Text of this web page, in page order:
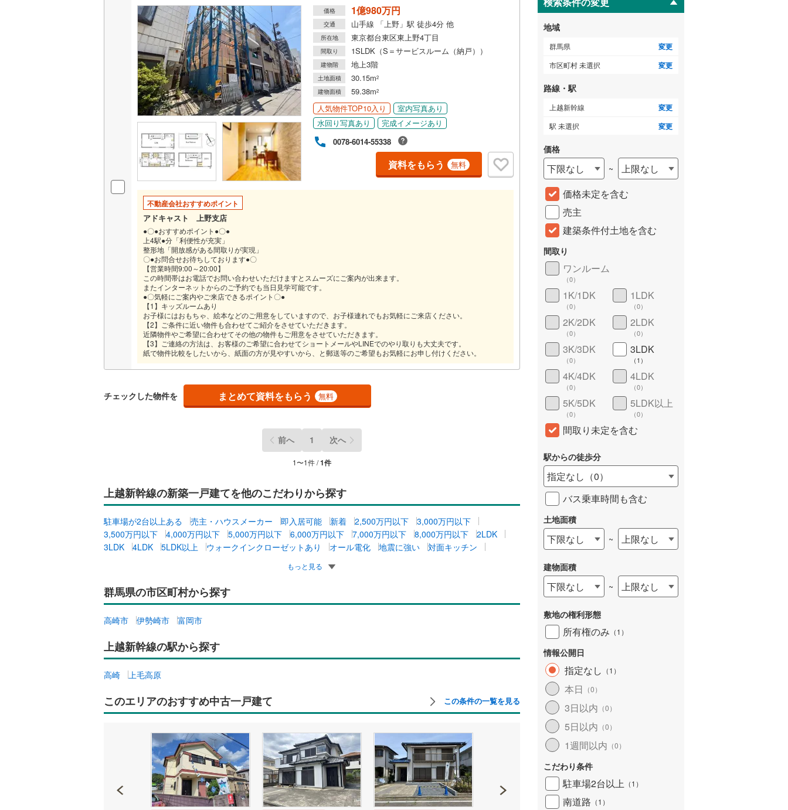
価格 1億980万円
交通 山手線 「上野」駅 徒歩4分 他
所在地 東京都台東区東上野4丁目
間取り 1SLDK（S＝サービスルーム（納戸））
建物階 地上3階
土地面積 30.15m2
建物面積 59.38m2
人気物件TOP10入り
室内写真あり
水回り写真あり
完成イメージあり
0078-6014-55338
資料をもらう 無料
不動産会社おすすめポイント
アドキャスト 上野支店
●〇●おすすめポイント●〇●
上4駅●分「利便性が充実」
整形地「開放感がある間取りが実現」
〇●お問合せお待ちしております●〇
【営業時間9:00～20:00】
この時間帯はお電話でお問い合わせいただけますとスムーズにご案内が出来ます。
またインターネットからのご予約でも当日見学可能です。
●〇気軽にご案内やご来店できるポイント〇●
【1】キッズルームあり
お子様にはおもちゃ、絵本などのご用意をしていますので、お子様連れでもお気軽にご来店ください。
【2】ご条件に近い物件も合わせてご紹介をさせていただきます。
近隣物件やご希望に合わせてその他の物件もご用意をさせていただきます。
【3】ご連絡の方法は、お客様のご希望に合わせてショートメールやLINEでのやり取りも大丈夫です。
紙で物件比較をしたいから、紙面の方が見やすいから、と郵送等のご希望もお気軽にお申し付けください。
チェックした物件を まとめて資料をもらう 無料
前へ 1 次へ
1〜1件 /1件
上越新幹線の新築一戸建てを他のこだわりから探す
駐車場が2台以上ある 売主・ハウスメーカー 即入居可能 新着 2,500万円以下
3,000万円以下
3,500万円以下
4,000万円以下 5,000万円以下 6,000万円以下 7,000万円以下 8,000万円以下
2LDK
3LDK
4LDK 5LDK以上 ウォークインクローゼットあり オール電化 地震に強い 対面キッチン
もっと見る
群馬県の市区町村から探す
高崎市 伊勢崎市 富岡市
上越新幹線の駅から探す
高崎 上毛高原
このエリアのおすすめ中古一戸建て この条件の一覧を見る
保
存
す
る
地域
群馬県 変更
市区町村 未選択 変更
路線・駅
上越新幹線 変更
駅 未選択 変更
価格
下限なし ~
上限なし
価格未定を含む
売主
建築条件付土地を含む
間取り
ワンルーム
（0）
1K/1DK
（0）
1LDK
（0）
2K/2DK
（0）
2LDK
（0）
3K/3DK
（0）
3LDK
（1 ）
4K/4DK
（0）
4LDK
（0）
5K/5DK
（0）
5LDK以上
（0）
間取り未定を含む
駅からの徒歩分
指定なし （0）
バス乗車時間も含む
土地面積
下限なし ~ 上限なし
建物面積
下限なし ~ 上限なし
敷地の権利形態
所有権のみ （1 ）
情報公開日
指定なし （1 ）
本日 （0）
3日以内 （0）
5日以内 （0）
1週間以内 （0）
こだわり条件
駐車場2台以上 （1 ）
南道路 （1 ）
浴室乾燥機あり（1
バルコニー、庭
ウッドデッキあり（ ）
収納
ウォークインクローゼット
（0）
床下収納（1）
販売、価格、契約、入居関連など
即入居可能（1）
オンライン対応
オンライン内見(相談)可
オンライン対応とは？